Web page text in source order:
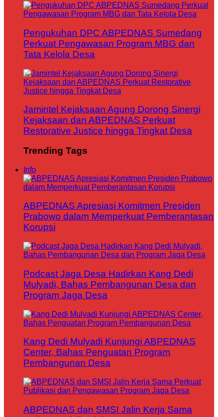
Pengukuhan DPC ABPEDNAS Sumedang
Perkuat Pengawasan Program MBG dan
Tata Kelola Desa
Jamintel Kejaksaan Agung Dorong Sinergi
Kejaksaan dan ABPEDNAS Perkuat
Restorative Justice hingga Tingkat Desa
Trending Tags
Info
ABPEDNAS Apresiasi Komitmen Presiden
Prabowo dalam Memperkuat Pemberantasan
Korupsi
Podcast Jaga Desa Hadirkan Kang Dedi
Mulyadi, Bahas Pembangunan Desa dan
Program Jaga Desa
Kang Dedi Mulyadi Kunjungi ABPEDNAS
Center, Bahas Penguatan Program
Pembangunan Desa
ABPEDNAS dan SMSI Jalin Kerja Sama